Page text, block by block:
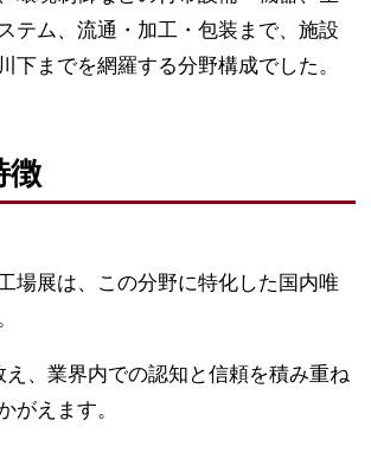
テム、流通・加工・包装まで、施設
下までを網羅する分野構成でした。
徴
場展は、この分野に特化した国内唯
え、業界内での認知と信頼を積み重ね
がえます。